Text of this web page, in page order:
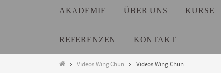
AKADEMIE ÜBER UNS KURSE
REFERENZEN KONTAKT
StartVideos Wing Chun Videos Wing Chun